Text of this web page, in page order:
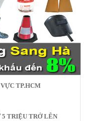
TP.HCM
TRIỆU TRỞ LÊN